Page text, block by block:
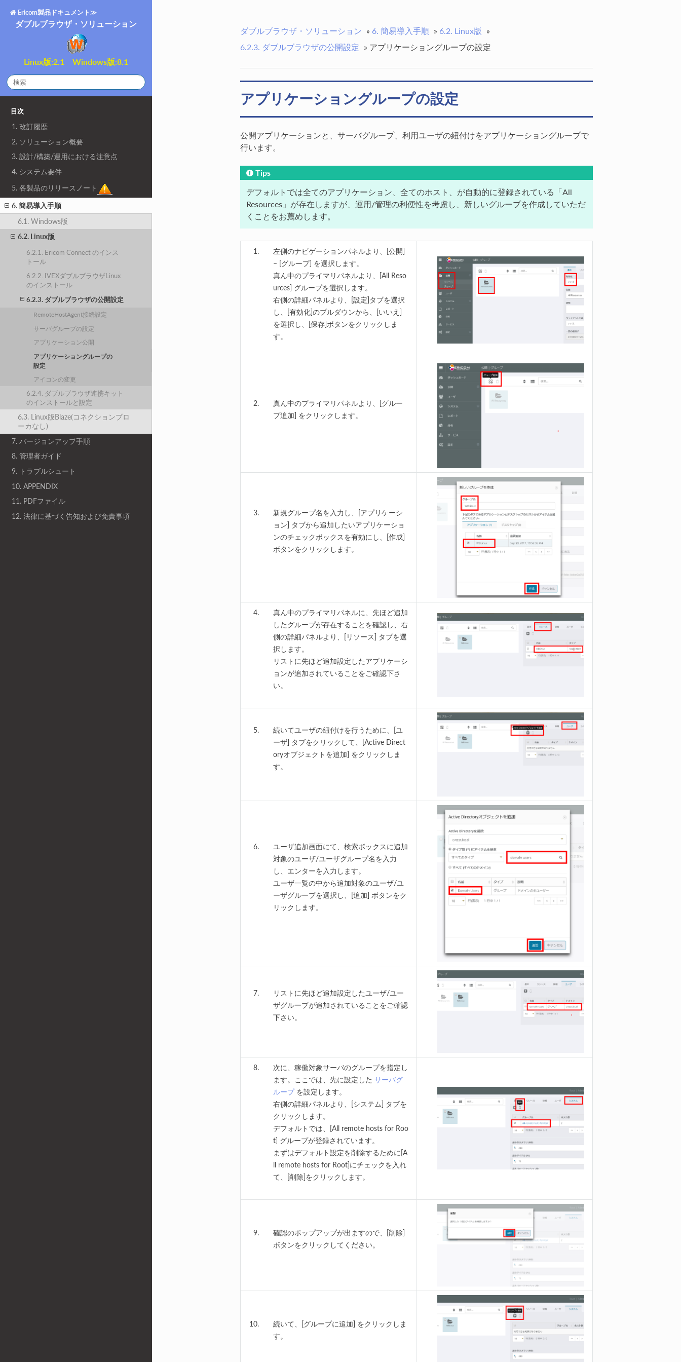
Ericom製品ドキュメント≫
ダブルブラウザ・ソリューション
Linux版:2.1 Windows版:8.1
目次
1. 改訂履歴
2. ソリューション概要
3. 設計/構築/運用における注意点
4. システム要件
5. 各製品のリリースノート
6. 簡易導入手順
6.1. Windows版
6.2. Linux版
6.2.1. Ericom Connect のインス
トール
6.2.2. IVEXダブルブラウザLinux
のインストール
6.2.3. ダブルブラウザの公開設定
RemoteHostAgent接続設定
サーバグループの設定
アプリケーション公開
アプリケーショングループの
設定
アイコンの変更
6.2.4. ダブルブラウザ連携キット
のインストールと設定
6.3. Linux版Blaze(コネクションブロ
ーカなし)
7. バージョンアップ手順
8. 管理者ガイド
9. トラブルシュート
10. APPENDIX
11. PDFファイル
12. 法律に基づく告知および免責事項
ダブルブラウザ・ソリューション » 6. 簡易導入手順 » 6.2. Linux版
»
6.2.3. ダブルブラウザの公開設定 » アプリケーショングループの設定
アプリケーショングループの設定
公開アプリケーションと、サーバグループ、利用ユーザの紐付けをアプリケーショングループで
行います。
Tips
デフォルトでは全てのアプリケーション、全てのホスト、が自動的に登録されている「All
Resources」が存在しますが、運用/管理の利便性を考慮し、新しいグループを作成していただ
くことをお薦めします。
左側のナビゲーションパネルより、[公開]
– [グループ] を選択します。
真ん中のプライマリパネルより、[All Reso
urces] グループを選択します。
右側の詳細パネルより、[設定]タブを選択
し、[有効化]のプルダウンから、[いいえ]
を選択し、[保存]ボタンをクリックしま
す。
真ん中のプライマリパネルより、[グルー
プ追加] をクリックします。
新規グループ名を入力し、[アプリケーシ
ョン] タブから追加したいアプリケーショ
ンのチェックボックスを有効にし、[作成]
ボタンをクリックします。
真ん中のプライマリパネルに、先ほど追加
したグループが存在することを確認し、右
側の詳細パネルより、[リソース] タブを選
択します。
リストに先ほど追加設定したアプリケーシ
ョンが追加されていることをご確認下さ
い。
続いてユーザの紐付けを行うために、[ユ
ーザ] タブをクリックして、[Active Direct
oryオブジェクトを追加] をクリックしま
す。
ユーザ追加画面にて、検索ボックスに追加
対象のユーザ/ユーザグループ名を入力
し、エンターを入力します。
ユーザ一覧の中から追加対象のユーザ/ユ
ーザグループを選択し、[追加] ボタンをク
リックします。
リストに先ほど追加設定したユーザ/ユー
ザグループが追加されていることをご確認
下さい。
次に、稼働対象サーバのグループを指定し
ます。ここでは、先に設定した サーバグ
ループを設定します。
右側の詳細パネルより、[システム] タブを
クリックします。
デフォルトでは、[All remote hosts for Roo
t] グループが登録されています。
まずはデフォルト設定を削除するために[A
ll remote hosts for Root]にチェックを入れ
て、[削除]をクリックします。
確認のポップアップが出ますので、[削除]
ボタンをクリックしてください。
続いて、[グループに追加] をクリックしま
す。